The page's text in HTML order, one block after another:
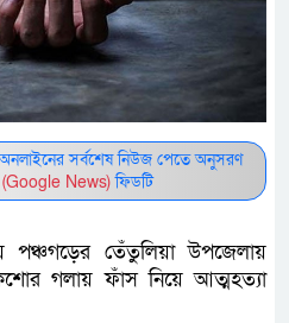
সর্বশেষ নিউজ পেতে অনুসরণ
News)ফিডটি
পঞ্চগড়ের তেঁতুলিয়া উপজেলায়
গলায় ফাঁস নিয়ে আত্মহত্যা